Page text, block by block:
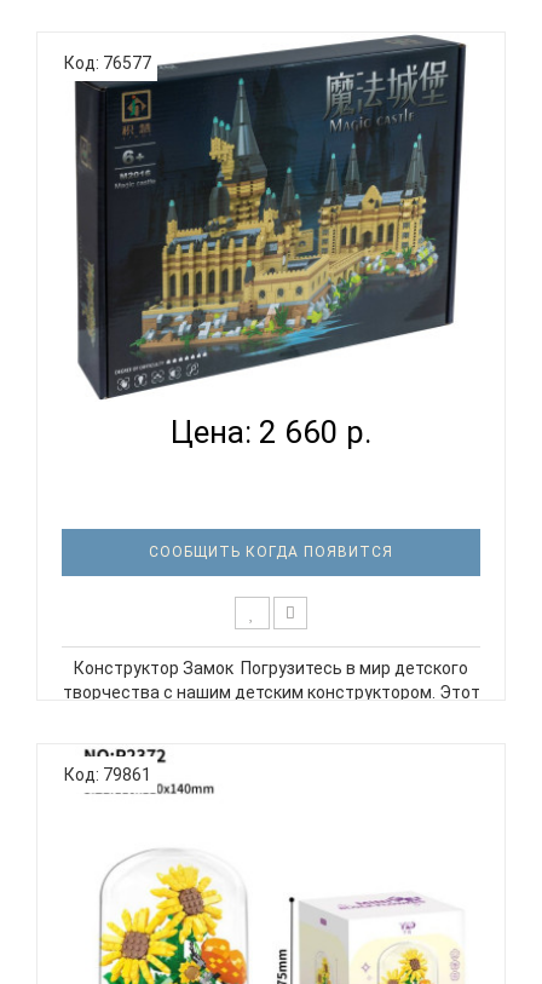
мелкую моторику рук, воображение,
коммуникативные навыки и пространствен..
Код: 76577
КОНСТРУКТОР ГЛАВИГРУШКА СM 4017 ЗАМОК...
Цена: 2 660 р.
СООБЩИТЬ КОГДА ПОЯВИТСЯ
Конструктор Замок Погрузитесь в мир детского
творчества с нашим детским конструктором. Этот
собственный замок мечты, развивая
пространственное мышление, моторику и ф..
Код: 79861